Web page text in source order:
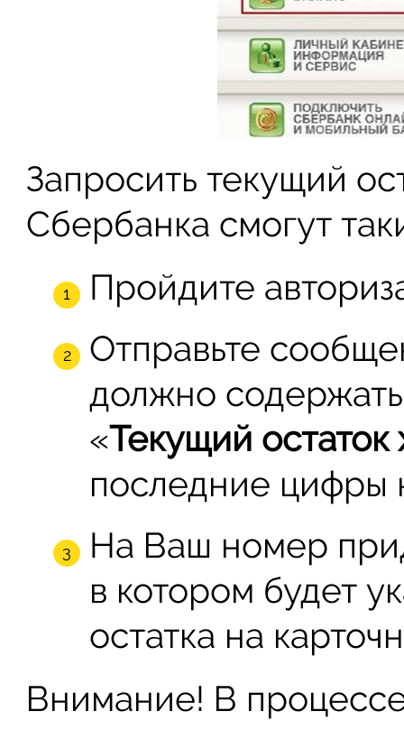
Запросить текущий
Сбербанка смогут
Пройдите
Отправьте
должно
«Текущий остаток
последние цифры
На Ваш номер
в котором будет
остатка на
Внимание! В